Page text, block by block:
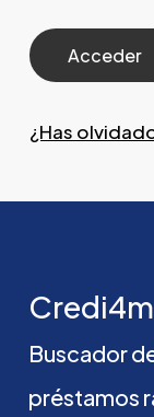
¿Has
Buscador
préstamos